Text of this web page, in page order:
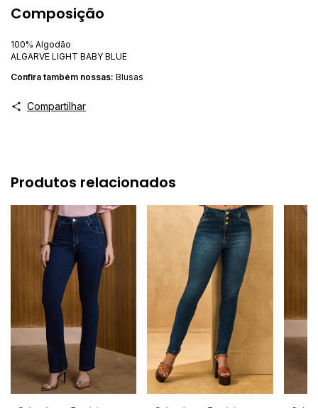
Composição
100% Algodão
ALGARVE LIGHT BABY BLUE
Confira também nossas: Blusas
Compartilhar
Produtos relacionados